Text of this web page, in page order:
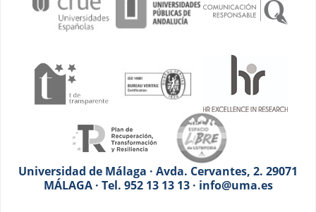
Universidad de Málaga · Avda. Cervantes, 2. 29071
MÁLAGA · Tel. 952 13 13 13 · info@uma.es